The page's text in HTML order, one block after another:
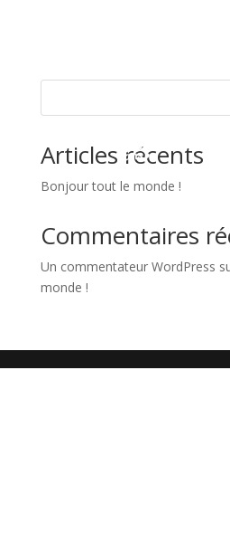
Articles récents
Bonjour tout le monde !
Commentaires
Un commentateur WordPress
monde !